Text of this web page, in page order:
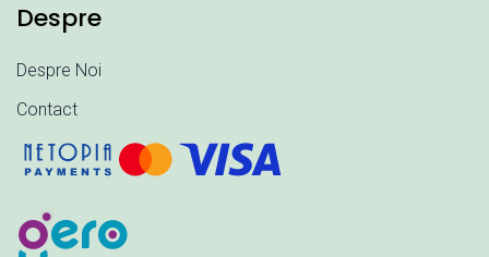
Despre
Despre Noi
Contact